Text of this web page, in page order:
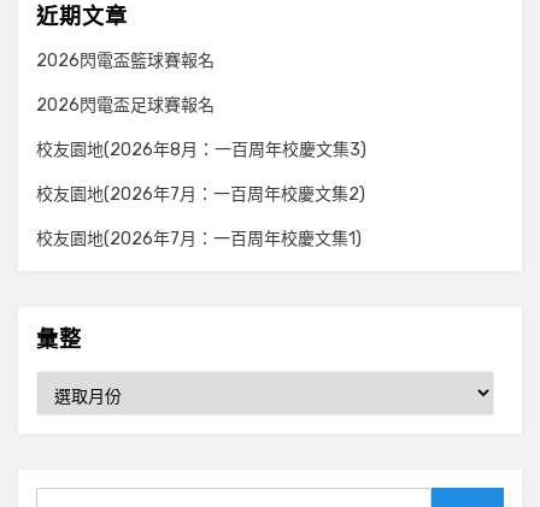
近期文章
2026閃電盃籃球賽報名
2026閃電盃足球賽報名
校友園地(2026年8月：一百周年校慶文集3)
校友園地(2026年7月：一百周年校慶文集2)
校友園地(2026年7月：一百周年校慶文集1)
彙整